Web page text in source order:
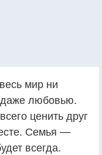
мир ни
любовью.
ценить друг
Семья —
всегда.